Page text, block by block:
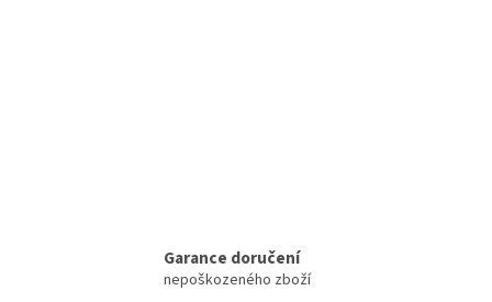
Garance doručení
nepoškozeného zboží